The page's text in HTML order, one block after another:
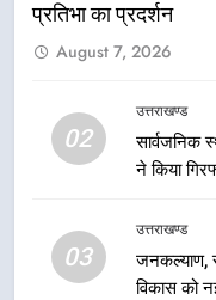
प्रतिभा का प्रदर्शन
August 7, 2026
02
उत्तराखण्ड
सार्वजनिक
ने किया
03
उत्तराखण्ड
जनकल्याण,
विकास को
5